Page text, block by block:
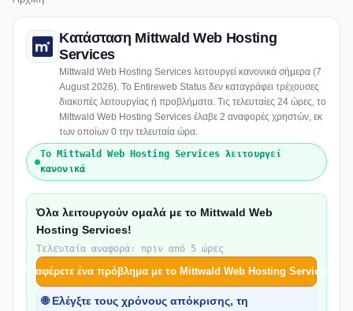
Κατάσταση Mittwald Web Hosting
Services
Mittwald Web Hosting Services λειτουργεί κανονικά σήμερα (7
August 2026). Το Entireweb Status δεν καταγράφει τρέχουσες
διακοπές λειτουργίας ή προβλήματα. Τις τελευταίες 24 ώρες, το
Mittwald Web Hosting Services έλαβε 2 αναφορές χρηστών, εκ
των οποίων 0 την τελευταία ώρα.
Το Mittwald Web Hosting Services λειτουργεί
κανονικά
Όλα λειτουργούν ομαλά με το Mittwald Web
Hosting Services!
Τελευταία αναφορά: πριν από 5 ώρες
Αναφέρετε ένα πρόβλημα με το Mittwald Web Hosting Services
🌐 Ελέγξτε τους χρόνους απόκρισης, τη